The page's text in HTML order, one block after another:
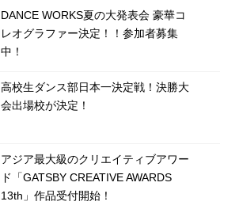
DANCE WORKS夏の大発表会 豪華コ
レオグラファー決定！！参加者募集
中！
高校生ダンス部日本一決定戦！決勝大
会出場校が決定！
アジア最大級のクリエイティブアワー
ド「GATSBY CREATIVE AWARDS
13th」作品受付開始！